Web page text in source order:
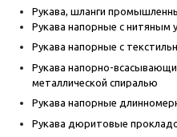
Рукава, шланги
Рукава напорные с нитяным
Рукава напорные с
Рукава напорно-
металлической спиралью
Рукава напорные
Рукава дюритовые